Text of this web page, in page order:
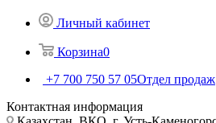
Личный кабинет
Корзина0
+7 700 750 57 05Отдел продаж
Контактная информация